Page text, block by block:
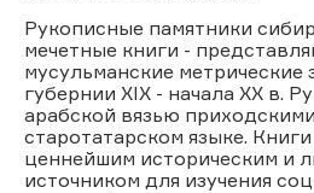
Рукописные памятники
мечетные книги -
мусульманские метрические
губернии XIX - начала XX в.
арабской вязью
старотатарском языке.
ценнейшим историческим и
источником для изучения